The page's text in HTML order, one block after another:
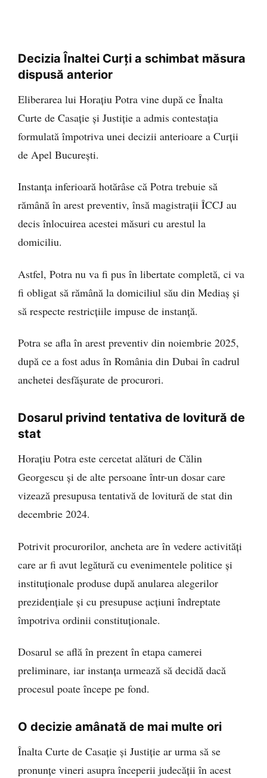
Decizia Înaltei Curți a schimbat măsura
dispusă anterior
Eliberarea lui Horațiu Potra vine după ce Înalta
Curte de Casație și Justiție a admis contestația
formulată împotriva unei decizii anterioare a Curții
de Apel București.
Instanța inferioară hotărâse că Potra trebuie să
rămână în arest preventiv, însă magistrații ÎCCJ au
decis înlocuirea acestei măsuri cu arestul la
domiciliu.
Astfel, Potra nu va fi pus în libertate completă, ci va
fi obligat să rămână la domiciliul său din Mediaș și
să respecte restricțiile impuse de instanță.
Potra se afla în arest preventiv din noiembrie 2025,
după ce a fost adus în România din Dubai în cadrul
anchetei desfășurate de procurori.
Dosarul privind tentativa de lovitură de
stat
Horațiu Potra este cercetat alături de Călin
Georgescu și de alte persoane într-un dosar care
vizează presupusa tentativă de lovitură de stat din
decembrie 2024.
Potrivit procurorilor, ancheta are în vedere activități
care ar fi avut legătură cu evenimentele politice și
instituționale produse după anularea alegerilor
prezidențiale și cu presupuse acțiuni îndreptate
împotriva ordinii constituționale.
Dosarul se află în prezent în etapa camerei
preliminare, iar instanța urmează să decidă dacă
procesul poate începe pe fond.
O decizie amânată de mai multe ori
Înalta Curte de Casație și Justiție ar urma să se
pronunțe vineri asupra începerii judecății în acest